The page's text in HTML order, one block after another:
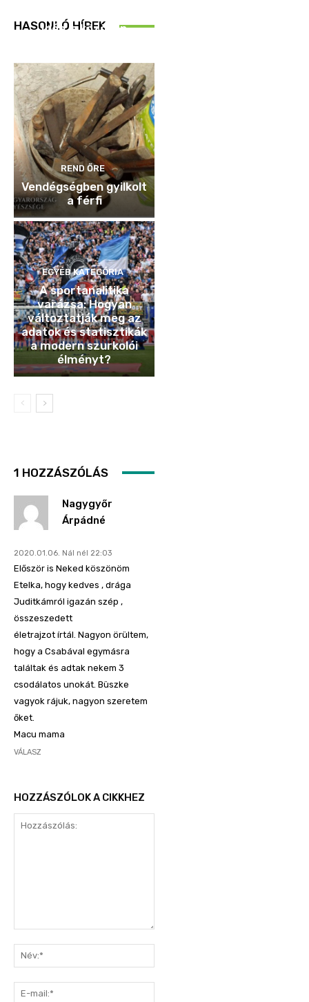
HASONLÓ HÍREK
Idén is közösen
REND ŐRE
Vendégségben gyilkolt
a férfi
EGYÉB KATEGÓRIA
A sportanalitika
varázsa: Hogyan
változtatják meg az
adatok és statisztikák
a modern szurkolói
élményt?
1 HOZZÁSZÓLÁS
Nagygyőr
Árpádné
2020.01.06. Nál nél 22:03
Először is Neked köszönöm
Etelka, hogy kedves , drága
Juditkámról igazán szép ,
összeszedett
életrajzot írtál. Nagyon örültem,
hogy a Csabával egymásra
találtak és adtak nekem 3
csodálatos unokát. Büszke
vagyok rájuk, nagyon szeretem
őket.
Macu mama
VÁLASZ
HOZZÁSZÓLOK A CIKKHEZ